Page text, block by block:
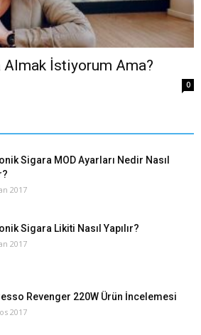
Almak İstiyorum Ama?
0
Sigara MOD Ayarları Nedir Nasıl
2017
Sigara Likiti Nasıl Yapılır?
2017
Revenger 220W Ürün İncelemesi
2017